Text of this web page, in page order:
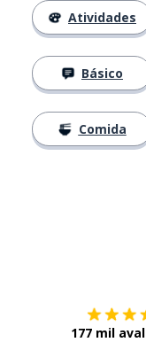
Atividades
Básico
Comida
177 mil